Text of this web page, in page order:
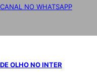
CANAL NO WHATSAPP
DE OLHO NO INTER